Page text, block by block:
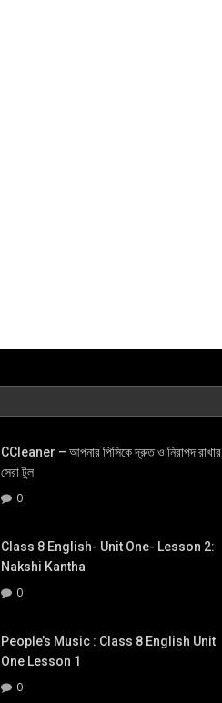
CCleaner – আপনার পিসিকে দ্রুত ও নিরাপদ রাখার
সেরা টুল
0
Class 8 English- Unit One- Lesson 2:
Nakshi Kantha
0
People’s Music : Class 8 English Unit
One Lesson 1
0